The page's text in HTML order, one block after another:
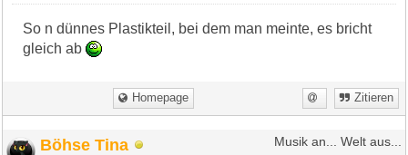
So n dünnes Plastikteil, bei dem man meinte, es bricht
gleich ab
Homepage Zitieren
Böhse Tina Musik an... Welt aus...